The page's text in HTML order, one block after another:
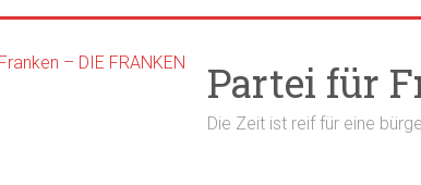
Partei für
Die Zeit ist reif für eine